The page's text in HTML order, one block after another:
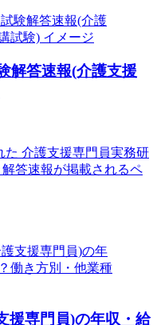
解答速報(介護支援
た 介護支援専門員実務研
答速報が掲載されるペ
援専門員)の年収・給